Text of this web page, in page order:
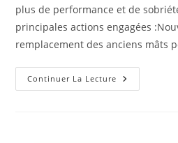
plus de performance et de
principales actions engagées
remplacement des anciens mâts
Continuer La Lecture